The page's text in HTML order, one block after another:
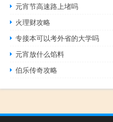
元宵节高速路上堵吗
火理财攻略
专接本可以考外省的大学吗
元宵放什么馅料
伯乐传奇攻略